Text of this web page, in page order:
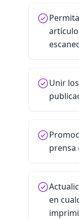
Unir
prensa
en